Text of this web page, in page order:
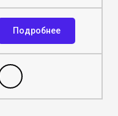
Подробнее